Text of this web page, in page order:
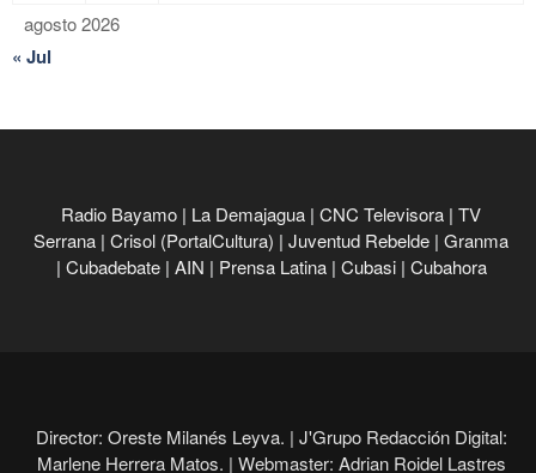
agosto 2026
« Jul
Radio Bayamo | La Demajagua | CNC Televisora | TV
Serrana | Crisol (PortalCultura) | Juventud Rebelde | Granma
| Cubadebate | AIN | Prensa Latina | Cubasi | Cubahora
Director: Oreste Milanés Leyva. | J'Grupo Redacción Digital:
Marlene Herrera Matos. | Webmaster: Adrian Roidel Lastres